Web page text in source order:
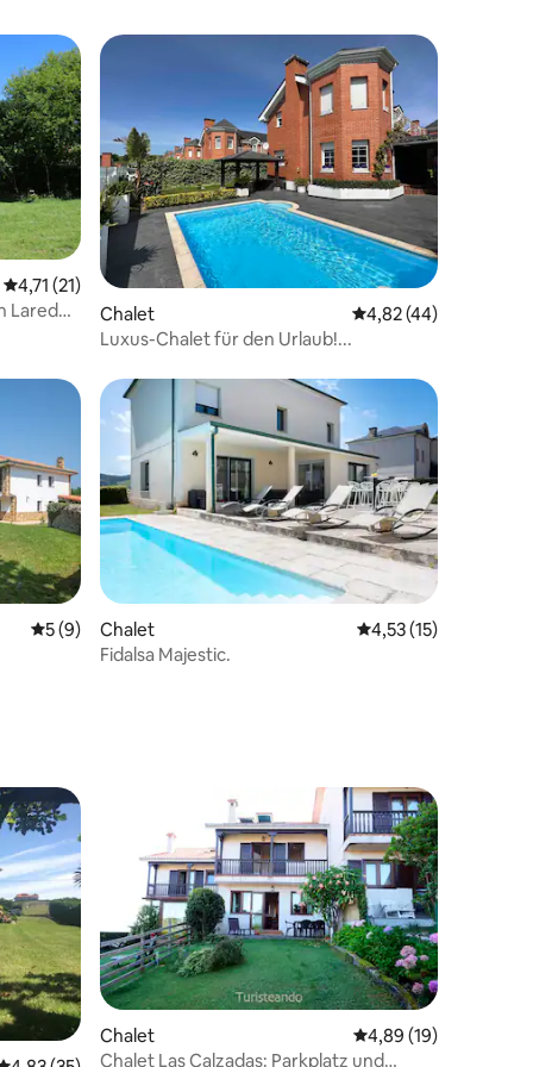
Durchschnittliche Bewertung: 4,71 von 5, 21 Bewertungen
4,71 (21)
Laredo
Chalet Durchschnittliche
4,82 (44)
Luxus-Chalet für den Urlaub!...
Bewertungen
Durchschnittliche Bewertung: 5 von 5, 9 Bewertungen
5 (9)
Chalet Durchschnittliche
4,53 (15)
Fidalsa Majestic.
Chalet Durchschnittliche
4,89 (19)
Chalet Las Calzadas: Parkplatz und